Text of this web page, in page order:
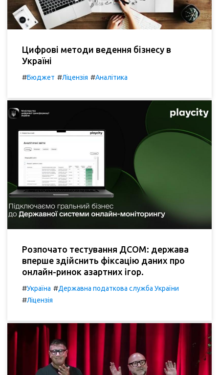
Цифрові методи ведення бізнесу в
Україні
#Бюджет #Ліцензія #Аналітика
Розпочато тестування ДСОМ: держава
вперше здійснить фіксацію даних про
онлайн-ринок азартних ігор.
#Україна #Державна податкова служба України
#Ліцензія